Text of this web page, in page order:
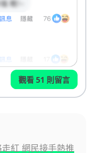
觀看 51 則留言
紅 網民接手熱推